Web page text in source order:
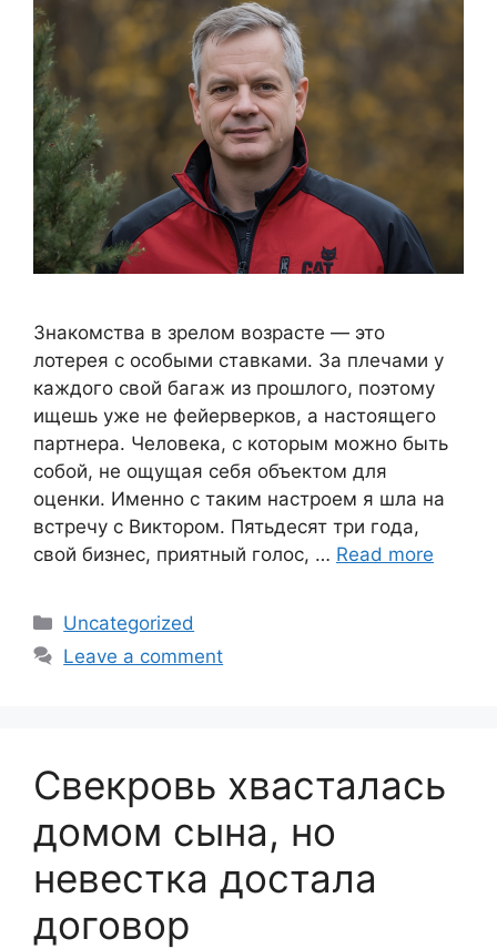
Знакомства в зрелом возрасте — это
лотерея с особыми ставками. За плечами у
каждого свой багаж из прошлого, поэтому
ищешь уже не фейерверков, а настоящего
партнера. Человека, с которым можно быть
собой, не ощущая себя объектом для
оценки. Именно с таким настроем я шла на
встречу с Виктором. Пятьдесят три года,
свой бизнес, приятный голос, … Read more
Categories
Uncategorized
Leave a comment
Свекровь хвасталась
домом сына, но
невестка достала
договор